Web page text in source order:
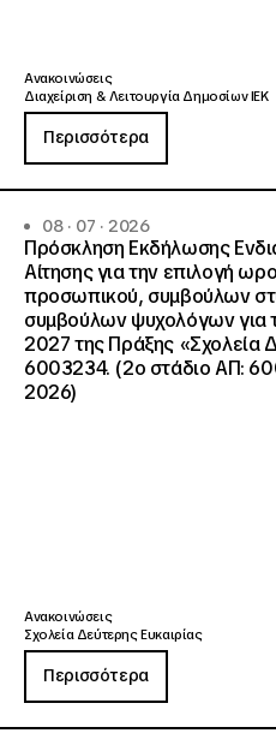
Ανακοινώσεις
Διαχείριση & Λειτουργία Δημοσίων ΙΕΚ
Περισσότερα
08 · 07 · 2026
Πρόσκληση Εκδήλωσης
Αίτησης για την επιλογή
προσωπικού, συμβούλων
συμβούλων ψυχολόγων για
2027 της Πράξης «Σχολεία
6003234. (2ο στάδιο ΑΠ:
2026)
Ανακοινώσεις
Σχολεία Δεύτερης Ευκαιρίας
Περισσότερα